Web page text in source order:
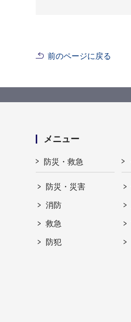
前のページに戻る
メニュー
防災・救急
防災・災害
消防
救急
防犯